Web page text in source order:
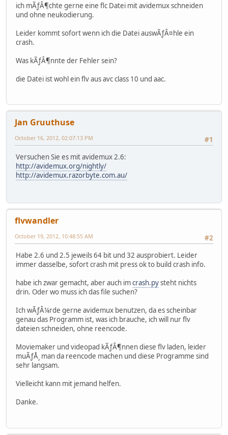
ich mÃƒÂ¶chte gerne eine flc Datei mit avidemux schneiden
und ohne neukodierung.
Leider kommt sofort wenn ich die Datei auswÃƒÂ¤hle ein
crash.
Was kÃƒÂ¶nnte der Fehler sein?
die Datei ist wohl ein flv aus avc class 10 und aac.
Jan Gruuthuse
#1
October 16, 2012, 02:07:13 PM
Versuchen Sie es mit avidemux 2.6:
http://avidemux.org/nightly/
http://avidemux.razorbyte.com.au/
flvwandler
#2
October 19, 2012, 10:48:55 AM
Habe 2.6 und 2.5 jeweils 64 bit und 32 ausprobiert. Leider
immer dasselbe, sofort crash mit press ok to build crash info.
habe ich zwar gemacht, aber auch imcrash.pysteht nichts
drin. Oder wo muss ich das file suchen?
Ich wÃƒÂ¼rde gerne avidemux benutzen, da es scheinbar
genau das Programm ist, was ich brauche, ich will nur flv
dateien schneiden, ohne reencode.
Moviemaker und videopad kÃƒÂ¶nnen diese flv laden, leider
muÃƒÅ¸ man da reencode machen und diese Programme sind
sehr langsam.
Vielleicht kann mit jemand helfen.
Danke.